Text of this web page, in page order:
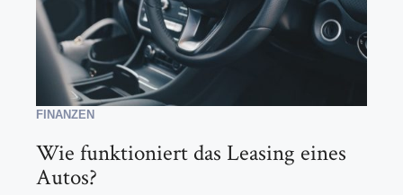
FINANZEN
Wie funktioniert das Leasing eines
Autos?